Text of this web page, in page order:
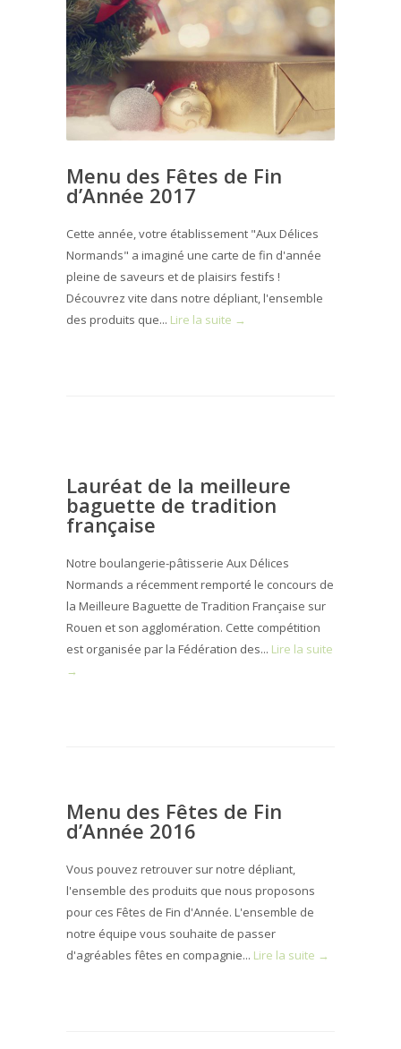
Menu des Fêtes de Fin
d’Année 2017
Cette année, votre établissement "Aux Délices
Normands" a imaginé une carte de fin d'année
pleine de saveurs et de plaisirs festifs !
Découvrez vite dans notre dépliant, l'ensemble
des produits que... Lire la suite →
Lauréat de la meilleure
baguette de tradition
française
Notre boulangerie-pâtisserie Aux Délices
Normands a récemment remporté le concours de
la Meilleure Baguette de Tradition Française sur
Rouen et son agglomération. Cette compétition
est organisée par la Fédération des... Lire la suite
→
Menu des Fêtes de Fin
d’Année 2016
Vous pouvez retrouver sur notre dépliant,
l'ensemble des produits que nous proposons
pour ces Fêtes de Fin d'Année. L'ensemble de
notre équipe vous souhaite de passer
d'agréables fêtes en compagnie... Lire la suite →